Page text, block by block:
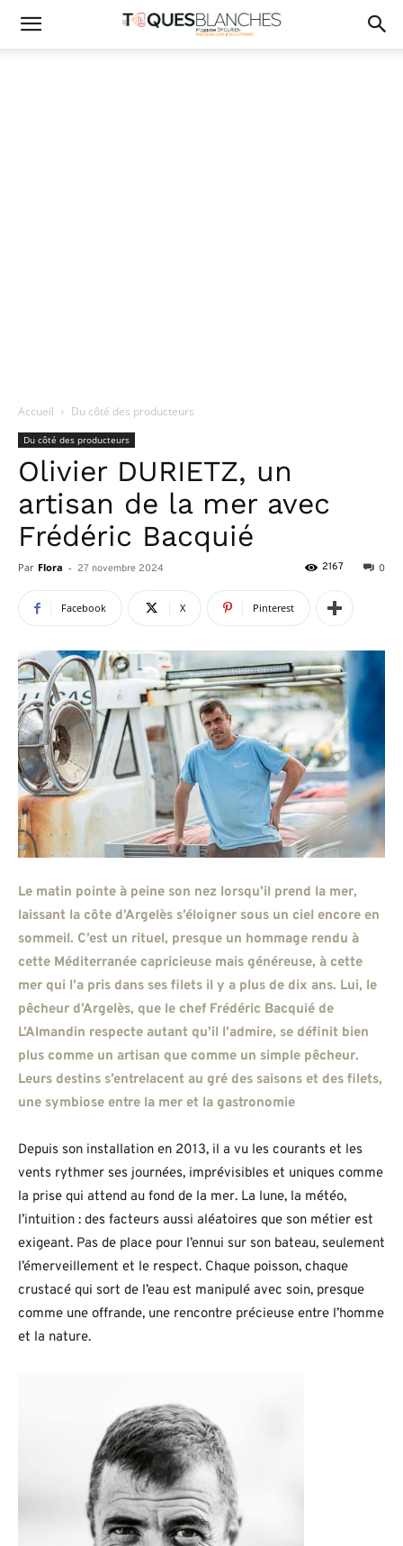
Accueil Du côté des producteurs
Du côté des producteurs
Olivier DURIETZ, un
artisan de la mer avec
Frédéric Bacquié
Par Flora - 27 novembre 2024 0
2167
Facebook X Pinterest
Le matin pointe à peine son nez lorsqu’il prend la mer,
laissant la côte d’Argelès s’éloigner sous un ciel encore en
sommeil. C’est un rituel, presque un hommage rendu à
cette Méditerranée capricieuse mais généreuse, à cette
mer qui l’a pris dans ses filets il y a plus de dix ans. Lui, le
pêcheur d’Argelès, que le chef Frédéric Bacquié de
L’Almandin respecte autant qu’il l’admire, se définit bien
plus comme un artisan que comme un simple pêcheur.
Leurs destins s’entrelacent au gré des saisons et des filets,
une symbiose entre la mer et la gastronomie
Depuis son installation en 2013, il a vu les courants et les
vents rythmer ses journées, imprévisibles et uniques comme
la prise qui attend au fond de la mer. La lune, la météo,
l’intuition : des facteurs aussi aléatoires que son métier est
exigeant. Pas de place pour l’ennui sur son bateau, seulement
l’émerveillement et le respect. Chaque poisson, chaque
crustacé qui sort de l’eau est manipulé avec soin, presque
comme une offrande, une rencontre précieuse entre l’homme
et la nature.